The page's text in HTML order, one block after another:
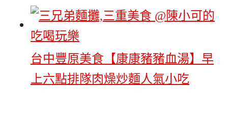
台中豐原美食【康康豬豬血湯】早
上六點排隊肉燥炒麵人氣小吃